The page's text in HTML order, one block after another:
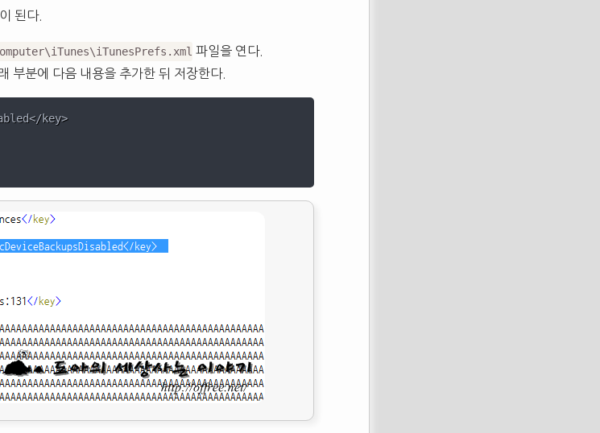
이 된다.
Computer\iTunes\iTunesPrefs.xml 파일을 연다.
부분에 다음 내용을 추가한 뒤 저장한다.
key>